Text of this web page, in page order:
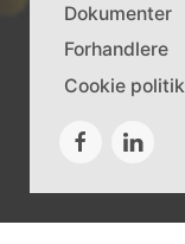
Dokumenter
Forhandlere
Cookie politik